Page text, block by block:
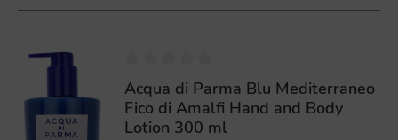
Acqua di Parma Blu Mediterraneo
Fico di Amalfi Hand and Body
Lotion 300 ml